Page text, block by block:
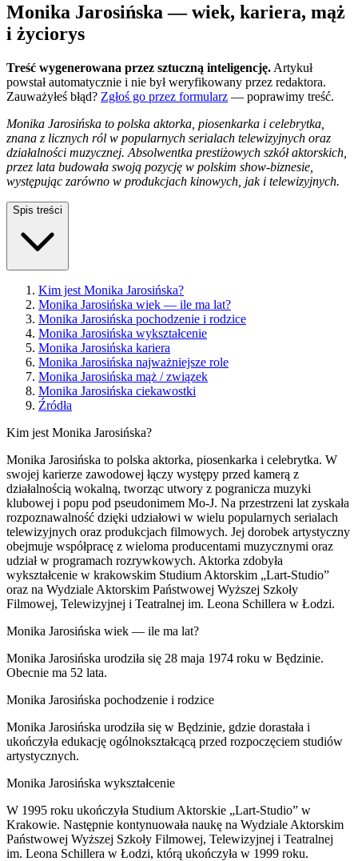
Monika Jarosińska — wiek, kariera, mąż
i życiorys
Treść wygenerowana przez sztuczną inteligencję. Artykuł
powstał automatycznie i nie był weryfikowany przez redaktora.
Zauważyłeś błąd? Zgłoś go przez formularz — poprawimy treść.
Monika Jarosińska to polska aktorka, piosenkarka i celebrytka,
znana z licznych ról w popularnych serialach telewizyjnych oraz
działalności muzycznej. Absolwentka prestiżowych szkół aktorskich,
przez lata budowała swoją pozycję w polskim show-biznesie,
występując zarówno w produkcjach kinowych, jak i telewizyjnych.
Spis treści
Kim jest Monika Jarosińska?
Monika Jarosińska wiek — ile ma lat?
Monika Jarosińska pochodzenie i rodzice
Monika Jarosińska wykształcenie
Monika Jarosińska kariera
Monika Jarosińska najważniejsze role
Monika Jarosińska mąż / związek
Monika Jarosińska ciekawostki
Źródła
Kim jest Monika Jarosińska?
Monika Jarosińska to polska aktorka, piosenkarka i celebrytka. W
swojej karierze zawodowej łączy występy przed kamerą z
działalnością wokalną, tworząc utwory z pogranicza muzyki
klubowej i popu pod pseudonimem Mo-J. Na przestrzeni lat zyskała
rozpoznawalność dzięki udziałowi w wielu popularnych serialach
telewizyjnych oraz produkcjach filmowych. Jej dorobek artystyczny
obejmuje współpracę z wieloma producentami muzycznymi oraz
udział w programach rozrywkowych. Aktorka zdobyła
wykształcenie w krakowskim Studium Aktorskim „Lart-Studio”
oraz na Wydziale Aktorskim Państwowej Wyższej Szkoły
Filmowej, Telewizyjnej i Teatralnej im. Leona Schillera w Łodzi.
Monika Jarosińska wiek — ile ma lat?
Monika Jarosińska urodziła się 28 maja 1974 roku w Będzinie.
Obecnie ma 52 lata.
Monika Jarosińska pochodzenie i rodzice
Monika Jarosińska urodziła się w Będzinie, gdzie dorastała i
ukończyła edukację ogólnokształcącą przed rozpoczęciem studiów
artystycznych.
Monika Jarosińska wykształcenie
W 1995 roku ukończyła Studium Aktorskie „Lart-Studio” w
Krakowie. Następnie kontynuowała naukę na Wydziale Aktorskim
Państwowej Wyższej Szkoły Filmowej, Telewizyjnej i Teatralnej
im. Leona Schillera w Łodzi, którą ukończyła w 1999 roku.